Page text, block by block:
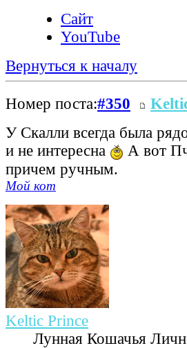
Сайт
YouTube
Вернуться к началу
Номер поста:#350
У Скалли всегда была
и не интересна
А вот
причем ручным.
Мой кот
Keltic Prince
Лунная Кошачья